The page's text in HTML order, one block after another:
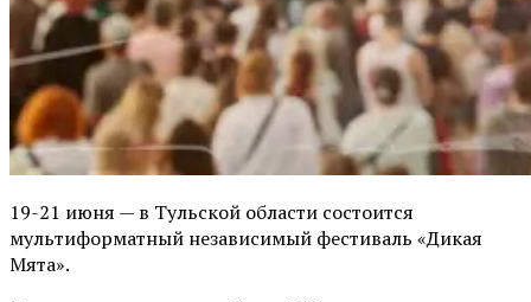
19-21 июня — в Тульской области состоится
мультиформатный независимый фестиваль «Дикая
Мята».